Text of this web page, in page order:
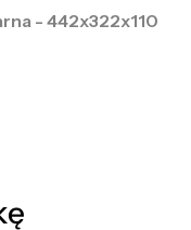
- 442x322x110